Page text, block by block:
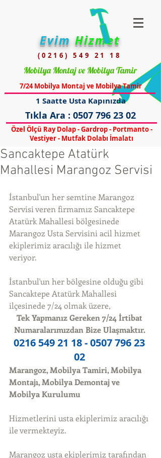
EvimHizmet
(0216) 549 21 18
Mobilya Montaj ve Mobilya Tamir
7/24 Mobilya Montaj ve Mobilya Tamir
1 Saatte Usta Kapınızda
Tıkla Ara : 0507 796 23 02
Özel Ölçü Ray Dolap - Gardrop - Portmanto -
Vestiyer - Mutfak Dolabı İmalatı
Sancaktepe Atatürk
Mahallesi Marangoz Servisi
İstanbul'un her semtine Marangoz
Servisi veren firmamız Sancaktepe
Atatürk Mahallesi bölgesinede
Marangoz Usta Servisini acil hizmet
ekiplerimiz aracılığı ile hizmet
veriyor.
İstanbul'un her bölgesine olduğu gibi
Sancaktepe Atatürk Mahallesi
ilçesinede 7/24 olmak üzere,
Tek Yapmanız Gereken 7/24 İrtibat
Numaralarımızdan Bize Ulaşmaktır.
0216 549 21 18 - 0507 796 23
02
Marangoz, Mobilya Tamiri, Mobilya
Montajı, Mobilya Demontaj ve
Mobilya Kurulumu
Hizmetlerini usta ekiplerimiz aracılığı
ile vermekteyiz.
Marangoz usta ekiplerimiz tarafından